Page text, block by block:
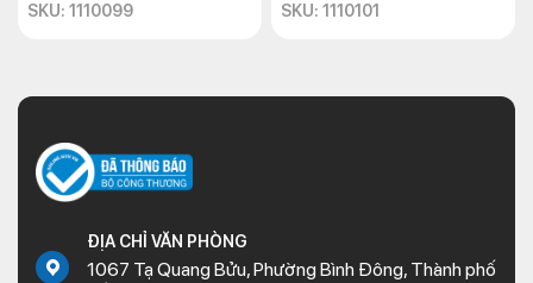
SKU: 1110099
SKU: 1110101
ĐỊA CHỈ VĂN PHÒNG
1067 Tạ Quang Bửu, Phường Bình Đông, Thành phố